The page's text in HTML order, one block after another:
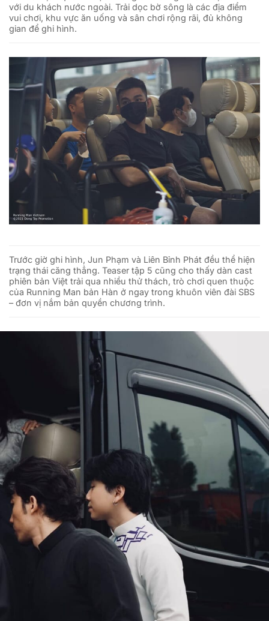
với du khách nước ngoài. Trải dọc bờ sông là các địa điểm
vui chơi, khu vực ăn uống và sân chơi rộng rãi, đủ không
gian để ghi hình.
Trước giờ ghi hình, Jun Phạm và Liên Bỉnh Phát đều thể hiện
trạng thái căng thẳng. Teaser tập 5 cũng cho thấy dàn cast
phiên bản Việt trải qua nhiều thử thách, trò chơi quen thuộc
của Running Man bản Hàn ở ngay trong khuôn viên đài SBS
– đơn vị nắm bản quyền chương trình.